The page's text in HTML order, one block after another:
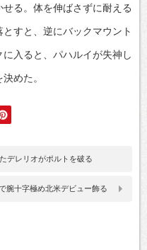
る。体を伸ばさずに耐える
すと、逆にバックマウント
入ると、パハルイが失神し
めた。
デレリオがポルトを破る
腕十字極め北米デビュー飾る